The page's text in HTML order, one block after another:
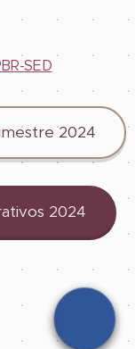
SED
2024
2024